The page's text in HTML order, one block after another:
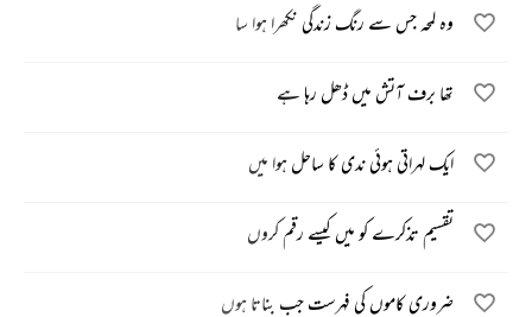
وہ لمحہ جس سے رنگ زندگی نکھرا ہوا سا
تھا برف آتش میں ڈھل رہا ہے
ایک لہراتی ہوئی ندی کا ساحل ہوا میں
تقسیم تذکرے کو میں کیسے رقم کروں
ضروری کاموں کی فہرست جب بناتا ہوں